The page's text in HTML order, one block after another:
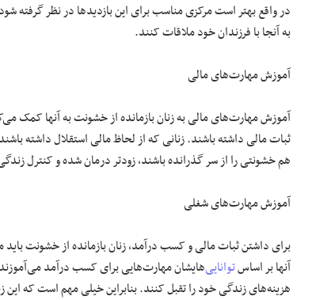
در واقع بهتر است مرکزی مناسب برای این بازدیدها در نظر گرفته
به آنجا با فرزندان خود ملاقات کنند.
آموزش مهارت‌های مالی
آموزش مهارت‌های مالی به زنان بازمانده از خشونت به آنها کمک
ثبات مالی داشته باشند. زنانی که از لحاظ مالی استقلال داشته
هم خشونتی را از سر گذرانده باشند، زودتر درمان شده و کنترل
آموزش مهارت‌های شغلی
برای داشتن ثبات مالی و کسب درآمد، زنان بازمانده از خشونت
آنها بر اساستوانایی‌هایشان مهارت‌هایی برای کسب درآمد
هزینه‌های زندگی خود را تقبل کنند. بنابراین خیلی مهم است که